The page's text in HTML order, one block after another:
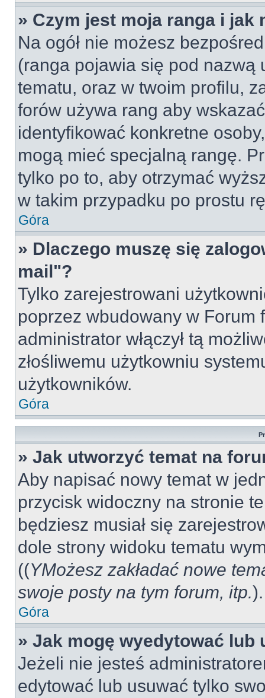
» Czym jest moja ranga i jak
Na ogół nie możesz
(ranga pojawia się pod
tematu, oraz w twoim profilu,
forów używa rang aby
identyfikować konkretne
mogą mieć specjalną rangę.
tylko po to, aby otrzymać
w takim przypadku po prostu
Góra
» Dlaczego muszę się
mail"?
Tylko zarejestrowani
poprzez wbudowany w Forum
administrator włączył tą
złośliwemu użytkowniu
użytkowników.
Góra
» Jak utworzyć temat na
Aby napisać nowy temat w
przycisk widoczny na stronie
będziesz musiał się
dole strony widoku tematu
((YMożesz zakładać nowe
swoje posty na tym forum, itp.).
Góra
» Jak mogę wyedytować lub
Jeżeli nie jesteś
edytować lub usuwać tylko